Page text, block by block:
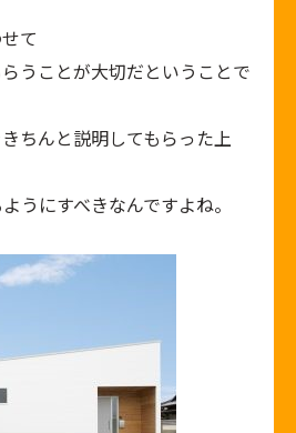
て
うことが大切だということで
ちんと説明してもらった上
うにすべきなんですよね。